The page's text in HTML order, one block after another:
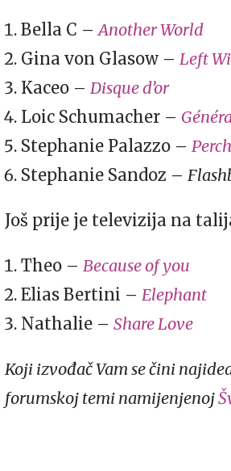
Bella C –Another World
Gina von Glasow – Left
Kaceo – Disque d’or
Loic Schumacher –
Stephanie Palazzo –
Stephanie Sandoz –
Još prije je televizija na
Theo – Because of you
Elias Bertini – Elephant
Nathalie – Share Love
Koji izvođač Vam se čini
forumskoj temi namijenjenoj